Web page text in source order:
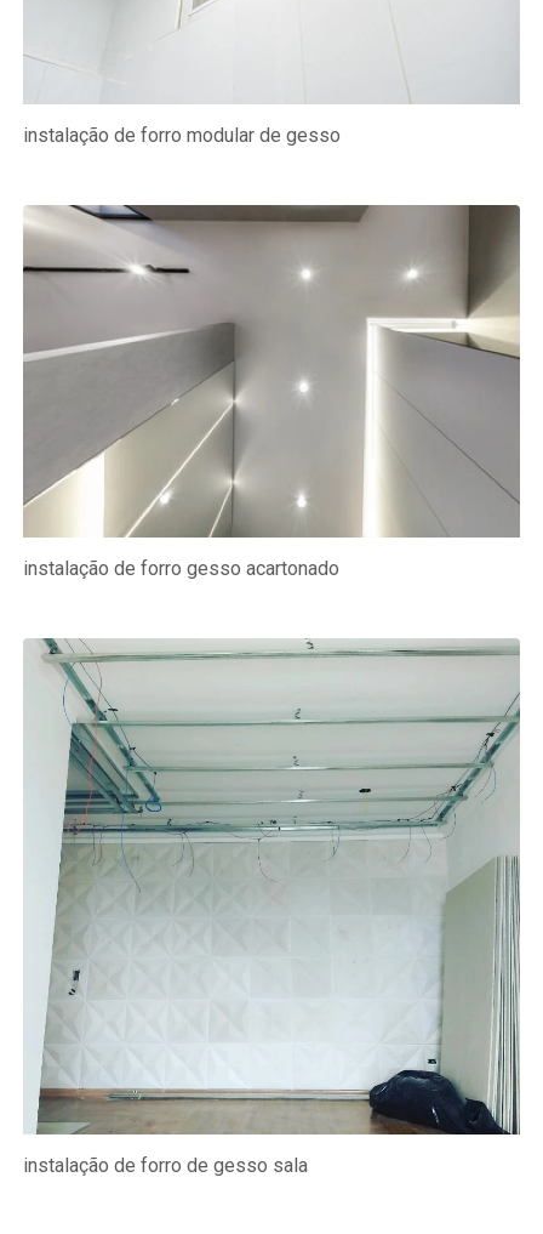
instalação de forro modular de gesso
instalação de forro gesso acartonado
instalação de forro de gesso sala